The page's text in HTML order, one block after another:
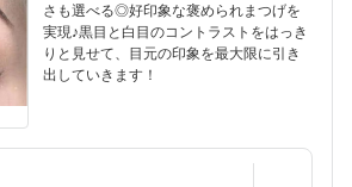
さも選べる◎好印象な褒められまつげを
実現♪黒目と白目のコントラストをはっき
りと見せて、目元の印象を最大限に引き
出していきます！